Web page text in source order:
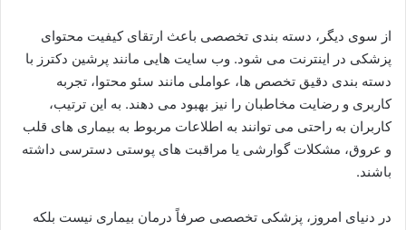
از سوی دیگر، دسته بندی تخصصی باعث ارتقای کیفیت محتوای
پزشکی در اینترنت می شود. وب سایت هایی مانند پرشین دکترز با
دسته بندی دقیق تخصص ها، عواملی مانند سئو محتوا، تجربه
کاربری و رضایت مخاطبان را نیز بهبود می دهند. به این ترتیب،
کاربران به راحتی می توانند به اطلاعات مربوط به بیماری های قلب
و عروق، مشکلات گوارشی یا مراقبت های پوستی دسترسی داشته
باشند.
در دنیای امروز، پزشکی تخصصی صرفاً درمان بیماری نیست بلکه